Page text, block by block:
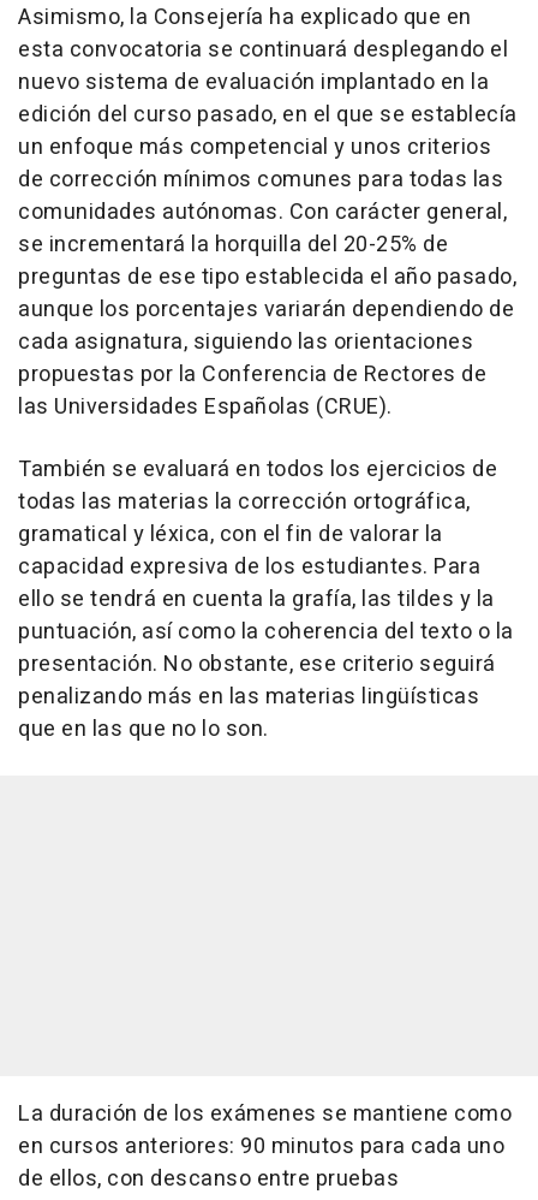
Asimismo, la Consejería ha explicado que en
esta convocatoria se continuará desplegando el
nuevo sistema de evaluación implantado en la
edición del curso pasado, en el que se establecía
un enfoque más competencial y unos criterios
de corrección mínimos comunes para todas las
comunidades autónomas. Con carácter general,
se incrementará la horquilla del 20-25% de
preguntas de ese tipo establecida el año pasado,
aunque los porcentajes variarán dependiendo de
cada asignatura, siguiendo las orientaciones
propuestas por la Conferencia de Rectores de
las Universidades Españolas (CRUE).
También se evaluará en todos los ejercicios de
todas las materias la corrección ortográfica,
gramatical y léxica, con el fin de valorar la
capacidad expresiva de los estudiantes. Para
ello se tendrá en cuenta la grafía, las tildes y la
puntuación, así como la coherencia del texto o la
presentación. No obstante, ese criterio seguirá
penalizando más en las materias lingüísticas
que en las que no lo son.
La duración de los exámenes se mantiene como
en cursos anteriores: 90 minutos para cada uno
de ellos, con descanso entre pruebas